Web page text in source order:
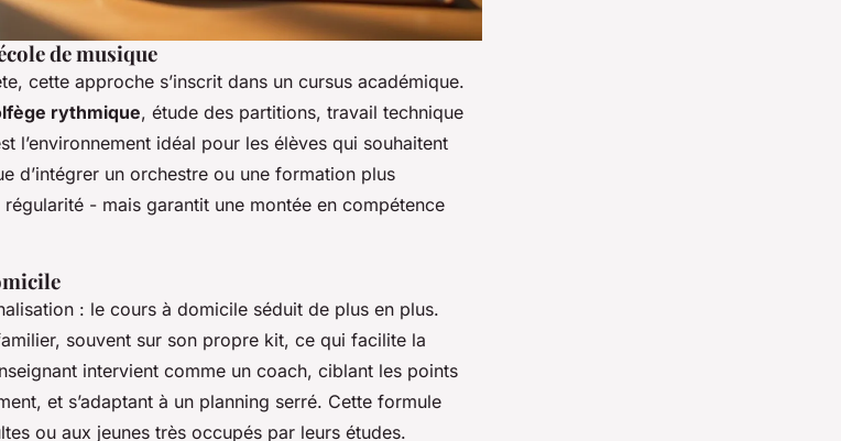
de musique
cette approche s’inscrit dans un cursus académique.
rythmique, étude des partitions, travail technique
l’environnement idéal pour les élèves qui souhaitent
d’intégrer un orchestre ou une formation plus
- mais garantit une montée en compétence
: le cours à domicile séduit de plus en plus.
souvent sur son propre kit, ce qui facilite la
intervient comme un coach, ciblant les points
et s’adaptant à un planning serré. Cette formule
ou aux jeunes très occupés par leurs études.